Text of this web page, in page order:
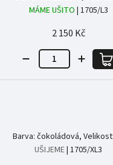
MÁME UŠITO | 1705/L3
2 150 Kč
Barva: čokoládová,
UŠIJEME| 1705/XL3